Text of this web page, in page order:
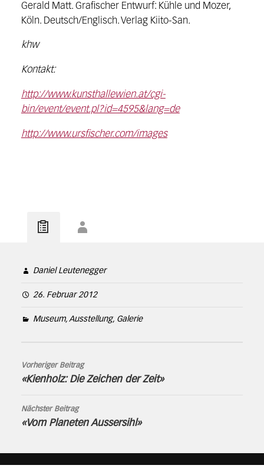
Gerald Matt. Grafischer Entwurf: Kühle und Mozer,
Köln. Deutsch/Englisch. Verlag Kiito-San.
khw
Kontakt:
http://www.kunsthallewien.at/cgi-
bin/event/event.pl?id=4595&lang=de
http://www.ursfischer.com/images
Daniel Leutenegger
26. Februar 2012
Museum, Ausstellung, Galerie
Vorheriger Beitrag
«Kienholz: Die Zeichen der Zeit»
Nächster Beitrag
«Vom Planeten Aussersihl»